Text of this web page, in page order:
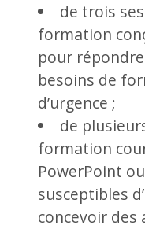
de trois
formation
pour
besoins de
d’urgence ;
de
formation
PowerPoint
susceptibles
concevoir des